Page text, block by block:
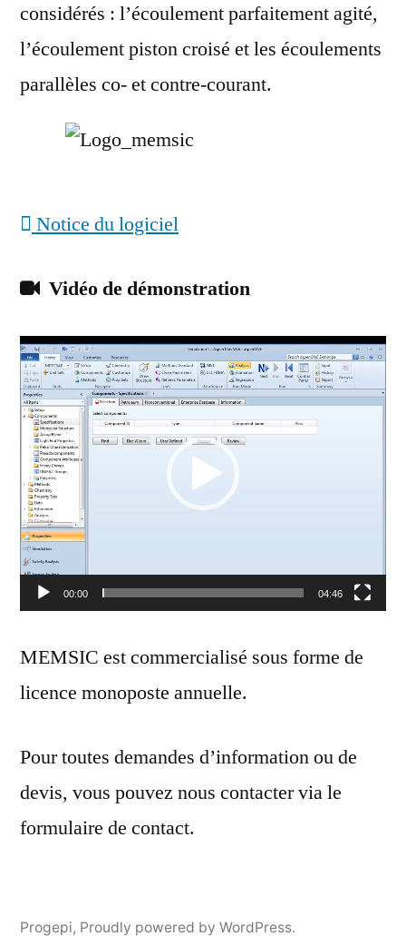
considérés : l’écoulement parfaitement agité,
l’écoulement piston croisé et les écoulements
parallèles co- et contre-courant.
Notice du logiciel
Vidéo de démonstration
Video
Player
00:00 04:46
MEMSIC est commercialisé sous forme de
licence monoposte annuelle.
Pour toutes demandes d’information ou de
devis, vous pouvez nous contacter via le
formulaire de contact.
Progepi, Proudly powered by WordPress.